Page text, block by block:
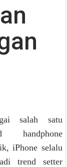
salah satu
handphone
iPhone selalu
trend setter